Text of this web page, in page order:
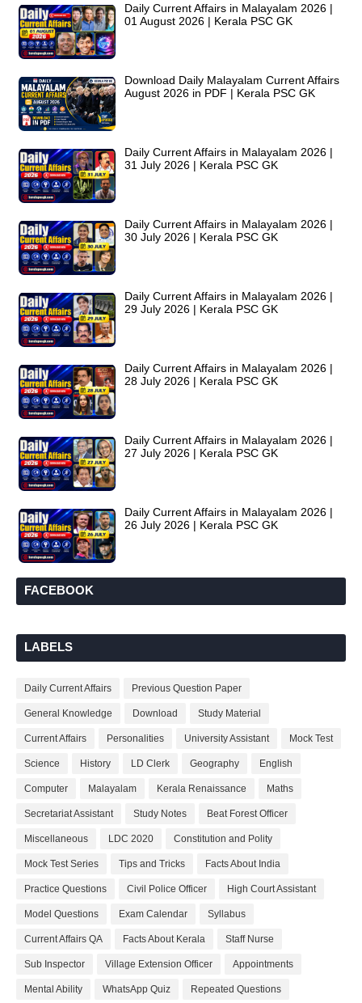
Daily Current Affairs in Malayalam 2026 |
01 August 2026 | Kerala PSC GK
Download Daily Malayalam Current Affairs
August 2026 in PDF | Kerala PSC GK
Daily Current Affairs in Malayalam 2026 |
31 July 2026 | Kerala PSC GK
Daily Current Affairs in Malayalam 2026 |
30 July 2026 | Kerala PSC GK
Daily Current Affairs in Malayalam 2026 |
29 July 2026 | Kerala PSC GK
Daily Current Affairs in Malayalam 2026 |
28 July 2026 | Kerala PSC GK
Daily Current Affairs in Malayalam 2026 |
27 July 2026 | Kerala PSC GK
Daily Current Affairs in Malayalam 2026 |
26 July 2026 | Kerala PSC GK
FACEBOOK
LABELS
Daily Current Affairs Previous Question Paper
General Knowledge Download Study Material
Current Affairs Personalities University Assistant Mock Test
Science History LD Clerk Geography English
Computer Malayalam Kerala Renaissance Maths
Secretariat Assistant Study Notes Beat Forest Officer
Miscellaneous LDC 2020 Constitution and Polity
Mock Test Series Tips and Tricks Facts About India
Practice Questions Civil Police Officer High Court Assistant
Model Questions Exam Calendar Syllabus
Current Affairs QA Facts About Kerala Staff Nurse
Sub Inspector Village Extension Officer Appointments
Mental Ability WhatsApp Quiz Repeated Questions